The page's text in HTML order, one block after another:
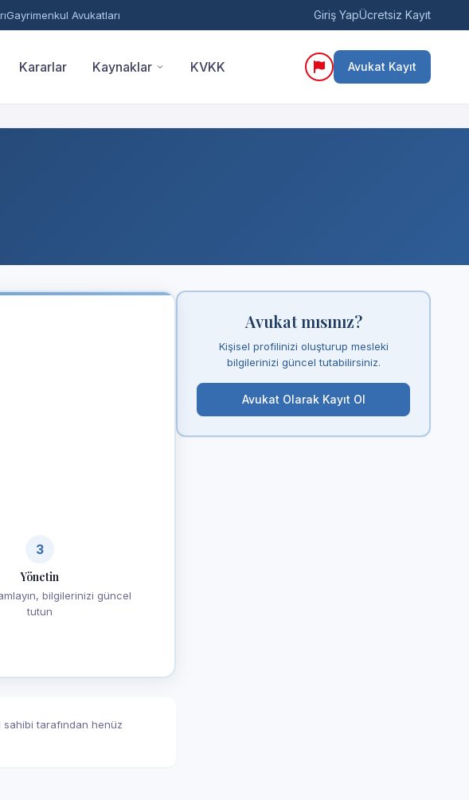
Gayrimenkul Avukatları Giriş YapÜcretsiz Kayıt
Kararlar Kaynaklar KVKK Avukat Kayıt
3
Yönetin
bilgilerinizi güncel
tutun
tarafından henüz
Avukat mısınız?
Kişisel profilinizi oluşturup mesleki
bilgilerinizi güncel tutabilirsiniz.
Avukat Olarak Kayıt Ol